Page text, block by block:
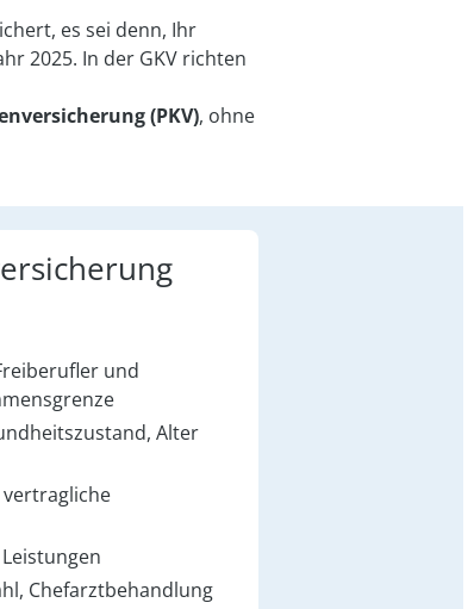
es sei denn, Ihr
2025. In der GKV richten
(PKV), ohne
und
Alter
Chefarzt­behandlung